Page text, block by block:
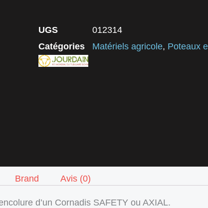
UGS
012314
Catégories
Matériels agricole, Poteaux
Brand Avis (0)
d’un Cornadis SAFETY ou AXIAL.